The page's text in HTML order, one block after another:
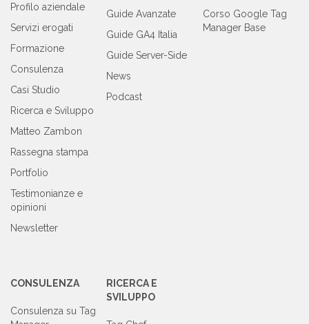
Profilo aziendale
Servizi erogati
Formazione
Consulenza
Casi Studio
Ricerca e Sviluppo
Matteo Zambon
Rassegna stampa
Portfolio
Testimonianze e
opinioni
Newsletter
Guide Avanzate
Guide GA4 Italia
Guide Server-Side
News
Podcast
Corso Google Tag
Manager Base
CONSULENZA
Consulenza su Tag
RICERCA E
SVILUPPO